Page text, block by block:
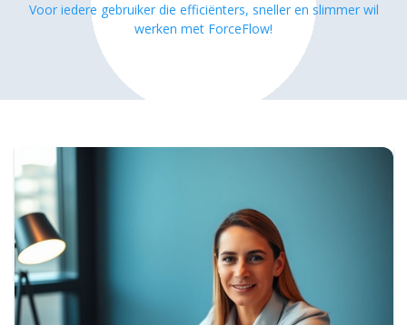
Voor iedere gebruiker die efficiënters, sneller en slimmer wil
werken met ForceFlow!